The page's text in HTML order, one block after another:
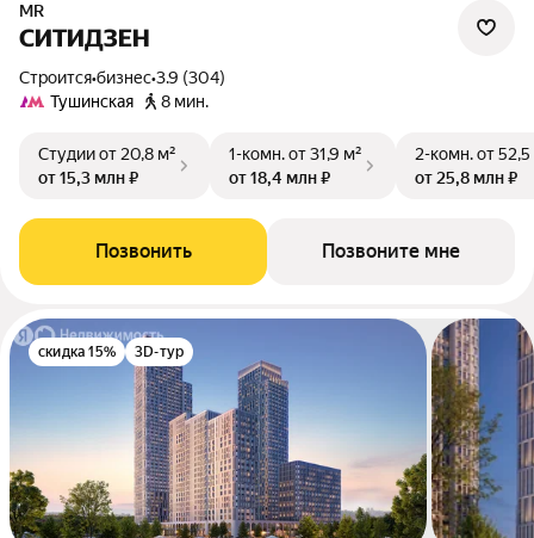
MR
СИТИДЗЕН
Строится•бизнес•3.9 (304)
Тушинская
8 мин.
Студииот 20,8 м²
от 15,3 млн ₽
1-комн.от 31,9 м²
от 18,4 млн ₽
2-комн.от 52,5
от 25,8 млн ₽
Позвонить Позвоните мне
скидка 15% 3D-тур